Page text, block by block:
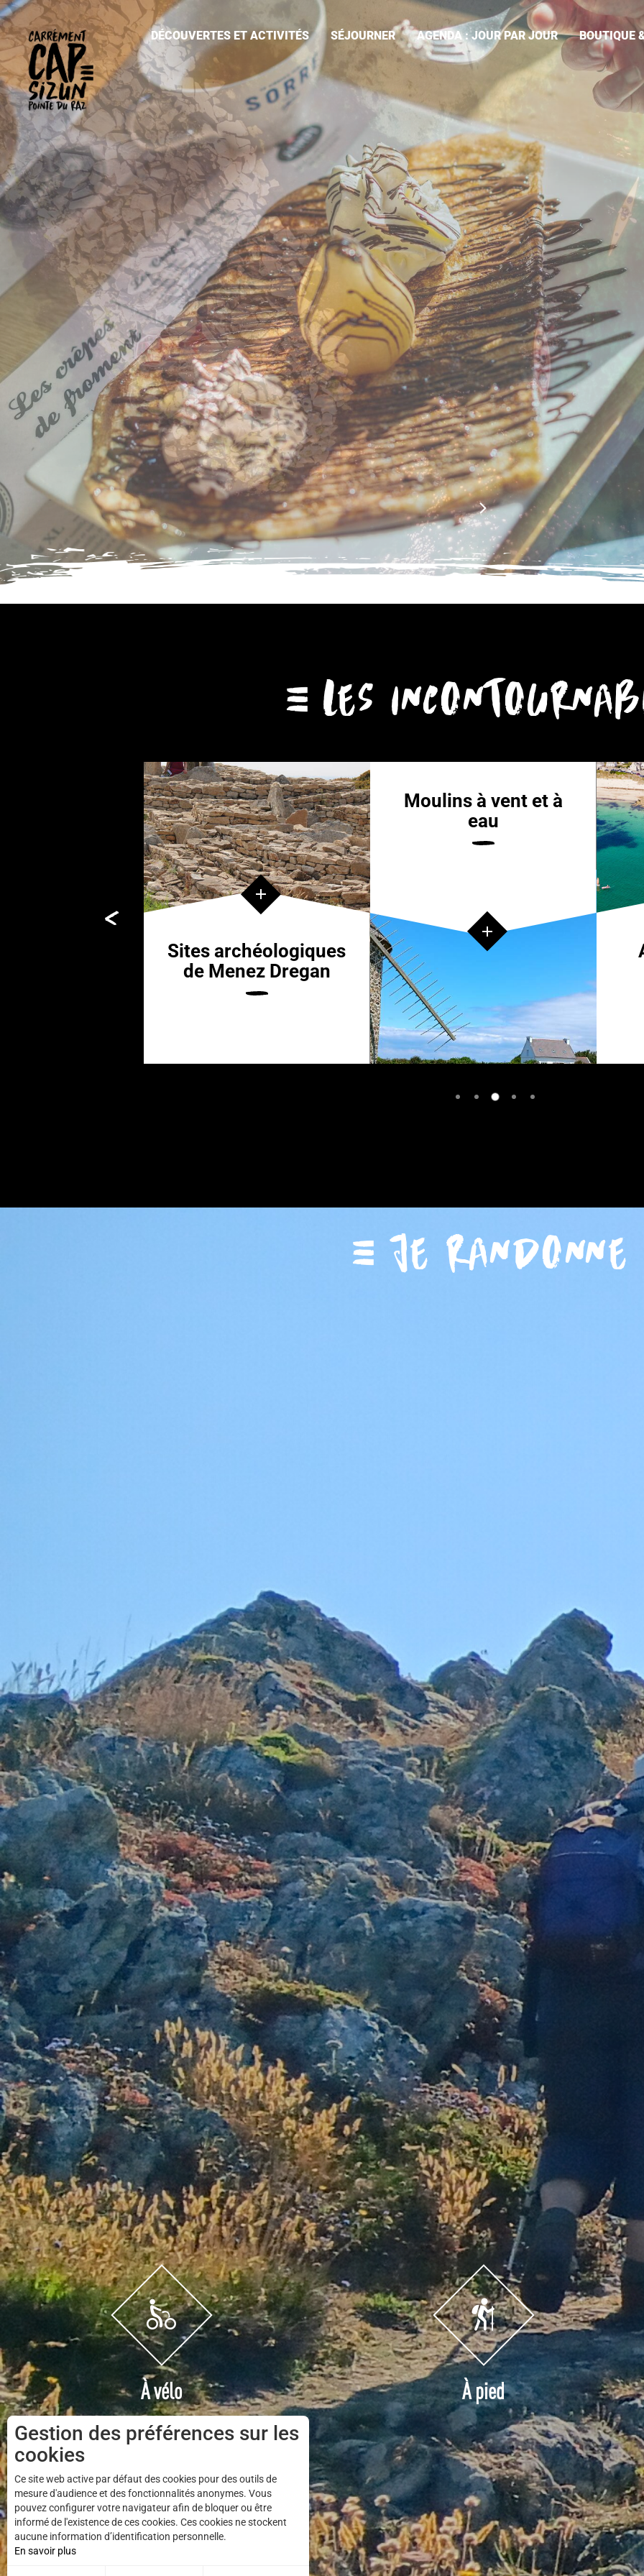
Aller au contenu principal
DÉCOUVERTES ET ACTIVITÉS SÉJOURNER AGENDA : JOUR PAR JOUR BOUTIQUE
LES
Moulins à vent et à
eau
Audierne, port et
JE RANDONNE
À vélo À pied
Gestion des préférences sur les
cookies
Ce site web active par défaut des cookies pour des outils de
mesure d'audience et des fonctionnalités anonymes. Vous
pouvez configurer votre navigateur afin de bloquer ou être
informé de l'existence de ces cookies. Ces cookies ne stockent
aucune information d’identification personnelle.
En savoir plus